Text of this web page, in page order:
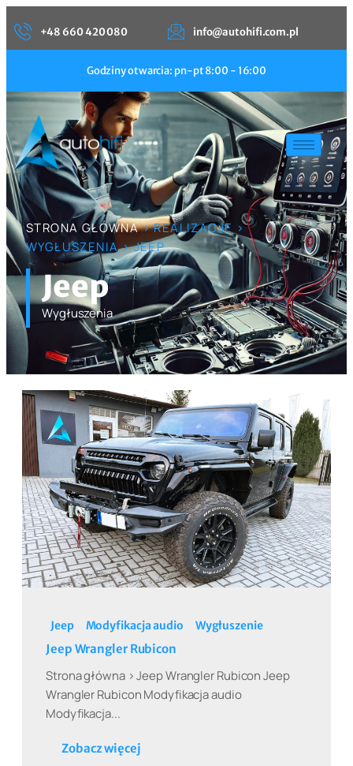
+48 660 420 080 info@autohifi.com.pl
Godziny otwarcia: pn-pt 8:00 - 16:00
STRONA GŁÓWNA> REALIZACJE >
WYGŁUSZENIA > JEEP
Jeep
Wygłuszenia
Jeep Modyfikacja audio Wygłuszenie
Jeep Wrangler Rubicon
Strona główna > Jeep Wrangler Rubicon Jeep
Wrangler Rubicon Modyfikacja audio
Modyfikacja...
Zobacz więcej